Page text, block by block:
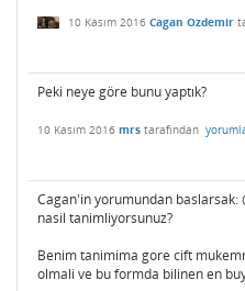
10 Kasım 2016 Cagan Ozdemir
Peki neye göre bunu yaptık?
10 Kasım 2016 mrs tarafından
Cagan'in yorumundan baslarsak:
nasil tanimliyorsunuz?
Benim tanimima gore cift
olmali ve bu formda bilinen en